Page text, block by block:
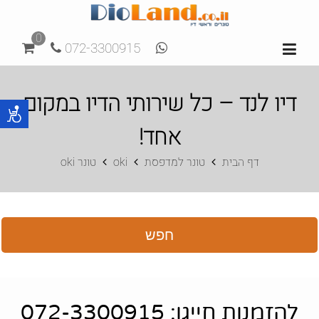
072-3300915
0
דיו לנד – כל שירותי הדיו במקום
אחד!
דף הבית טונר למדפסת oki טונר oki
חפש
להזמנות חייגו: 072-3300915